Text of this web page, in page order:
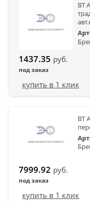
BT
1437.35 руб.
под заказ
купить в 1 клик
BT
7999.92 руб.
под заказ
купить в 1 клик